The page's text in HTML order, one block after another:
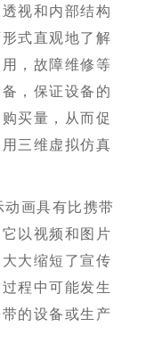
视和内部结构
式直观地了解
，故障维修等
，保证设备的
买量，从而促
三维虚拟仿真
画具有比携带
以视频和图片
大缩短了宣传
程中可能发生
的设备或生产